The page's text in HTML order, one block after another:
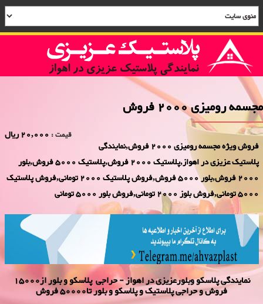
مجسمه رومیزی 2000 فروش
قیمت : 20,000 ریال
فروش ویژه مجسمه رومیزی 2000 فروش,نمایندگی
پلاستیک عزیزی در اهواز,پلاستیک 2000 فروش,پلاستیک 5000 فروش,بلور
2000 فروش,بلور 5000 فروش,فروش پلاستیک 2000 تومانی,فروش پلاستیک
5000 تومانی,فروش بلوز 2000 تومانی,فروش بلور 5000 تومانی
نمایندگی پلاسكو وبلورعزیزی در اهواز - حراجی پلاسکو و بلور از15000
فروش و حراجی پلاستیک و پلاسکو و بلور تا50000 فروش